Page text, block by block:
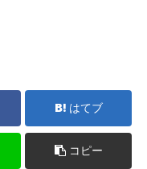
はてブ
コピー